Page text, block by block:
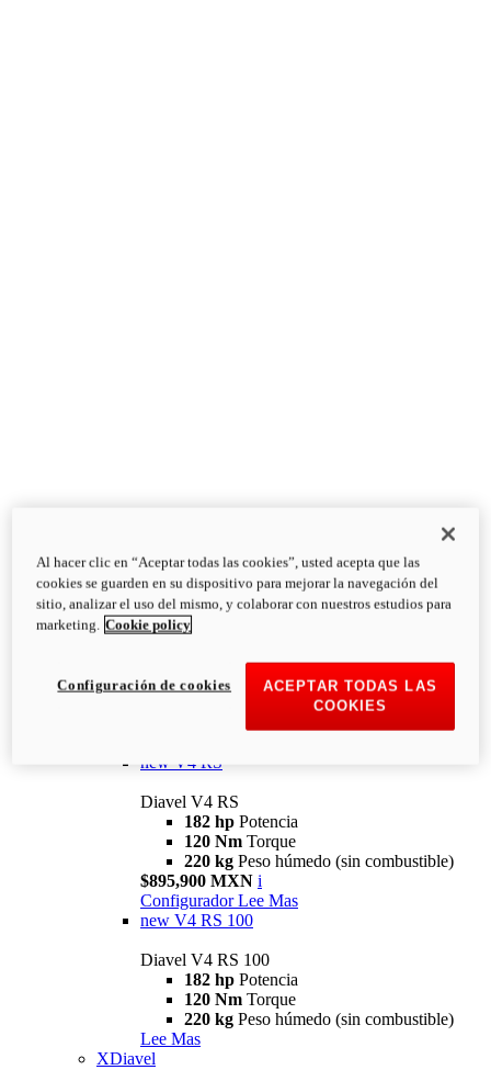
Diavel
V4
Diavel V4
126 NmTorque
223 kg
PESO HÚMEDO SIN
new V4 RS
Diavel V4 RS
182 hp Potencia
120 Nm Torque
220 kg Peso húmedo (sin combustible)
$895,900 MXN i
Configurador Lee Mas
new V4 RS 100
Diavel V4 RS 100
182 hp Potencia
120 Nm Torque
220 kg Peso húmedo (sin combustible)
Lee Mas
XDiavel
Al hacer clic en “Aceptar todas las cookies”, usted acepta que las
cookies se guarden en su dispositivo para mejorar la navegación del
sitio, analizar el uso del mismo, y colaborar con nuestros estudios para
marketing. Cookie policy
ACEPTAR TODAS LAS
COOKIES
Configuración de cookies